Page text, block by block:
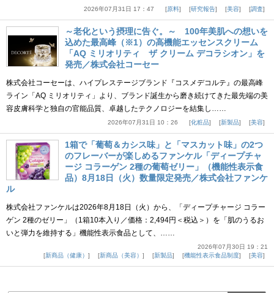
2026年07月31日 17：47 原料 研究報告 美容 調査
～老化という摂理に告ぐ。～ 100年美肌への想いを
込めた最高峰（※1）の高機能エッセンスクリーム
「AQ ミリオリティ ザ クリーム デコラシオン」を
発売／株式会社コーセー
株式会社コーセーは、ハイプレステージブランド『コスメデコルテ』の最高峰
ライン「AQ ミリオリティ」より、ブランド誕生から磨き続けてきた最先端の美
容皮膚科学と独自の官能品質、卓越したテクノロジーを結集し……
2026年07月31日 10：26 化粧品 新製品 美容
1箱で「葡萄＆カシス味」と「マスカット味」の2つ
のフレーバーが楽しめるファンケル「ディープチャ
ージ コラーゲン 2種の葡萄ゼリー」（機能性表示食
品）8月18日（火）数量限定発売／株式会社ファンケ
ル
株式会社ファンケルは2026年8月18日（火）から、「ディープチャージ コラー
ゲン 2種のゼリー」（1箱10本入り／価格：2,494円＜税込＞）を「肌のうるお
いと弾力を維持する」機能性表示食品として、……
2026年07月30日 19：21
新商品（健康）
新商品（美容） 新製品 機能性表示食品制度 美容